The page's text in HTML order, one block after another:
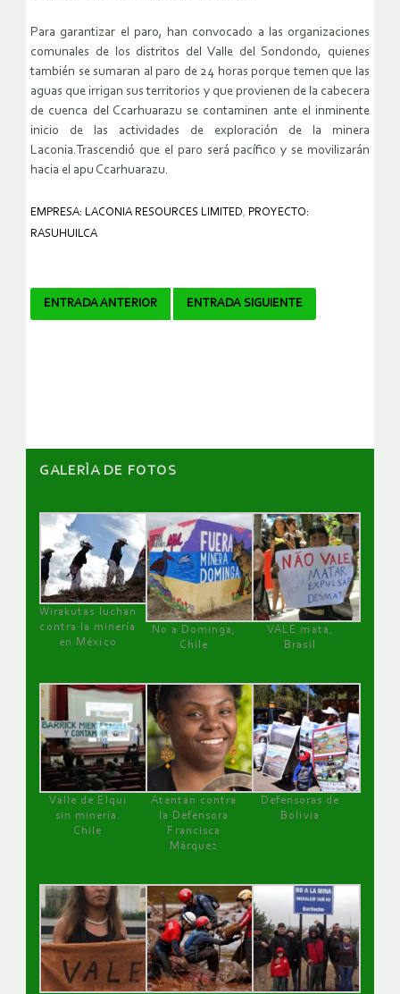
Para garantizar el paro, han convocado a las organizaciones
comunales de los distritos del Valle del Sondondo, quienes
también se sumaran al paro de 24 horas porque temen que las
aguas que irrigan sus territorios y que provienen de la cabecera
de cuenca del Ccarhuarazu se contaminen ante el inminente
inicio de las actividades de exploración de la minera
Laconia.Trascendió que el paro será pacífico y se movilizarán
hacia el apu Ccarhuarazu.
EMPRESA: LACONIA RESOURCES LIMITED, PROYECTO:
RASUHUILCA
Navegador
ENTRADA ANTERIOR ENTRADA SIGUIENTE
GALERÌA DE FOTOS
Wirakutas luchan
contra la minería
en México
No a Dominga,
Chile
VALE mata,
Brasil
Valle de Elqui
sin minería.
Chile
Atentan contra
la Defensora
Francisca
Márquez
Defensoras de
Bolivia